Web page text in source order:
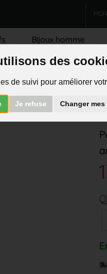
des
de suivi pour améliorer
Je refuse Changer
Bijoux homme